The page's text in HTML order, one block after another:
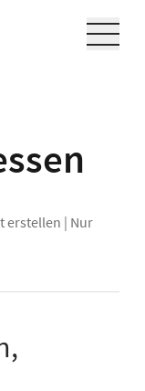
erstellen | Nur